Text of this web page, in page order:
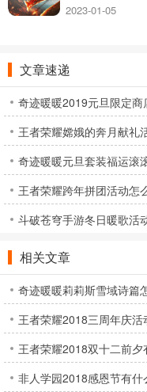
爆走精灵游戏预计近期上线
2023-01-05
文章速递
奇迹暖暖2019元旦限定
包一览[图]
王者荣耀嫦娥的奔月献礼
奇迹暖暖元旦套装福运滚
王者荣耀跨年拼团活动怎
斗破苍穹手游冬日暖歌活
活动汇总
相关文章
奇迹暖暖莉莉斯雪域诗篇
心怎么获得
王者荣耀2018三周年庆
新公告
王者荣耀2018双十二前
费送活动怎么参加？
非人学园2018感恩节有